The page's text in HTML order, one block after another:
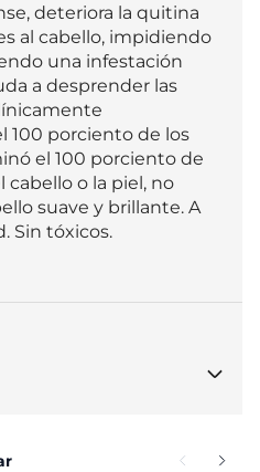
deteriora la quitina
al cabello, impidiendo
una infestación
a desprender las
100 porciento de los
el 100 porciento de
cabello o la piel, no
suave y brillante. A
Sin tóxicos.